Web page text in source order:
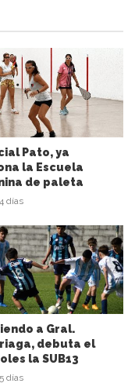
Pato, ya
la Escuela
de paleta
días
a Gral.
debuta el
la SUB13
días